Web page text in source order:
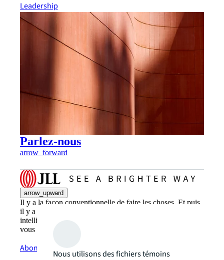
Leadership
Parlez-nous
arrow_forward
arrow_upward
Il y a la façon conventionnelle de faire les choses. Et puis,
il y a la façon JLL. Une manière plus innovante,
intelligente et humaine. Découvrez comment vous pouvez
vous diriger vers un avenir lumineux avec JLL.
Abonnez-vous maintenant
Nous utilisons des fichiers témoins